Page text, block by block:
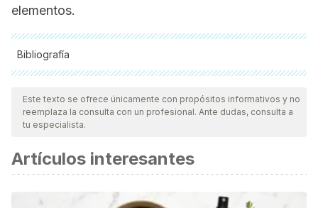
elementos.
Bibliografía
Todas las fuentes citadas fueron revisadas a profundidad por
nuestro equipo, para asegurar su calidad, confiabilidad,
vigencia y validez.La bibliografía de este artículo fue
científica.
Patiño Villada, Fredy Alonso, Márquez Arabia, Jorge
Jaime, Uscátegui Peñuela, Rosa Magdalena, Estrada
Este texto se ofrece únicamente con propósitos informativos y no
reemplaza la consulta con un profesional. Ante dudas, consulta a
tu especialista.
Artículos interesantes